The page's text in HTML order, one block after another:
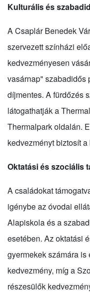
Kulturális és
A Csaplár Benedek
szervezett színházi
kedvezményesen
vasárnap" szabadidős
díjmentes. A fürdőzés
látogathatják a
Thermalpark oldalán.
kedvezményt biztosít
Oktatási és szociális
A családokat
igénybe az óvodai
Alapiskola és a
esetében. Az oktatási
gyermekek számára
kedvezmény, míg a
részesülők